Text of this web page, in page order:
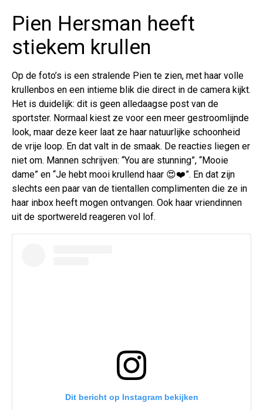
Pien Hersman heeft
stiekem krullen
Op de foto’s is een stralende Pien te zien, met haar volle
krullenbos en een intieme blik die direct in de camera kijkt.
Het is duidelijk: dit is geen alledaagse post van de
sportster. Normaal kiest ze voor een meer gestroomlijnde
look, maar deze keer laat ze haar natuurlijke schoonheid
de vrije loop. En dat valt in de smaak. De reacties liegen er
niet om. Mannen schrijven: “You are stunning”, “Mooie
dame” en “Je hebt mooi krullend haar 😍❤️”. En dat zijn
slechts een paar van de tientallen complimenten die ze in
haar inbox heeft mogen ontvangen. Ook haar vriendinnen
uit de sportwereld reageren vol lof.
Dit bericht op Instagram bekijken